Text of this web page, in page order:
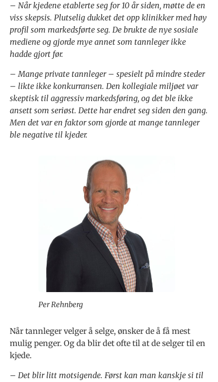
– Når kjedene etablerte seg for 10 år siden, møtte de en
viss skepsis. Plutselig dukket det opp klinikker med høy
profil som markedsførte seg. De brukte de nye sosiale
mediene og gjorde mye annet som tannleger ikke
hadde gjort før.
– Mange private tannleger – spesielt på mindre steder
– likte ikke konkurransen. Den kollegiale miljøet var
skeptisk til aggressiv markedsføring, og det ble ikke
ansett som seriøst. Dette har endret seg siden den gang.
Men det var en faktor som gjorde at mange tannleger
ble negative til kjeder.
Per Rehnberg
Når tannleger velger å selge, ønsker de å få mest
mulig penger. Og da blir det ofte til at de selger til en
kjede.
– Det blir litt motsigende. Først kan man kanskje si til